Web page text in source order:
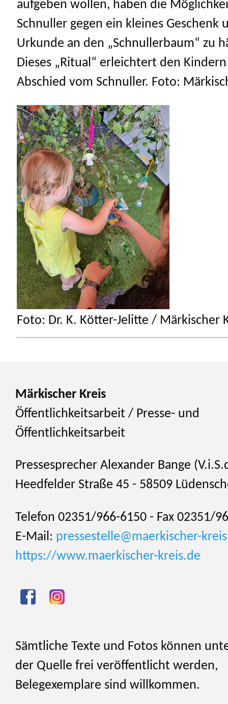
aufgeben wollen, haben die
Schnuller gegen ein kleines Geschenk
Urkunde an den „Schnullerbaum“ zu
Dieses „Ritual“ erleichtert den
Abschied vom Schnuller. Foto:
Foto: Dr. K. Kötter-Jelitte / Märkischer
Märkischer Kreis
Öffentlichkeitsarbeit / Presse- und
Öffentlichkeitsarbeit
Pressesprecher Alexander Bange
Heedfelder Straße 45 - 58509
Telefon 02351/966-6150 - Fax 02351/
E-Mail: pressestelle@maerkischer-
https://www.maerkischer-kreis.de
Sämtliche Texte und Fotos können
der Quelle frei veröffentlicht werden,
Belegexemplare sind willkommen.